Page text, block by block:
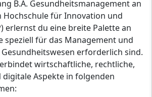
Aufstiegsfortbildung(z. B.
Meister, Technikerin,
Abitur:Möglich durch eine
abgeschlossene
plus bis zu drei Jahre
in einem einschlägigen Bereich
Pflege, Sozial- oder
B.A. Gesundheitsmanagement an
Hochschule für Innovation und
erlernst du eine breite Palette an
speziell für das Management und
erforderlich sind.
wirtschaftliche, rechtliche,
digitale Aspekte in folgenden